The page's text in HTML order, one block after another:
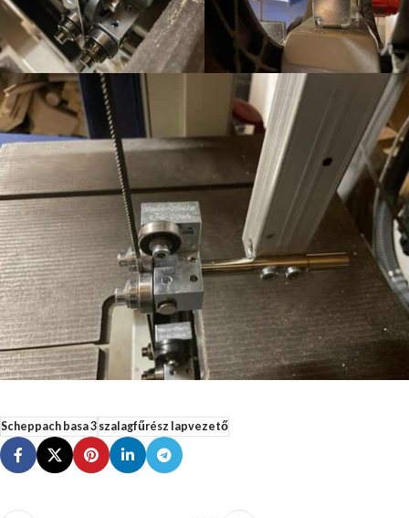
Scheppach basa 3szalagfűrész lapvezető